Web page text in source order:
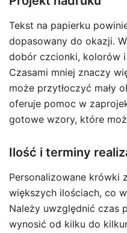
Tekst na papierku
dopasowany do okazji.
dobór czcionki, kolorów i
Czasami mniej znaczy
może przytłoczyć mały
oferuje pomoc w
gotowe wzory, które
Ilość i terminy
Personalizowane krówki
większych ilościach, co
Należy uwzględnić czas
wynosić od kilku do